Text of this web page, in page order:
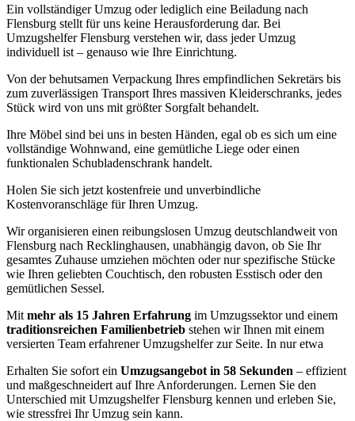
Ein vollständiger Umzug oder lediglich eine Beiladung nach
Flensburg stellt für uns keine Herausforderung dar. Bei
Umzugshelfer Flensburg verstehen wir, dass jeder Umzug
individuell ist – genauso wie Ihre Einrichtung.
Von der behutsamen Verpackung Ihres empfindlichen Sekretärs bis
zum zuverlässigen Transport Ihres massiven Kleiderschranks, jedes
Stück wird von uns mit größter Sorgfalt behandelt.
Ihre Möbel sind bei uns in besten Händen, egal ob es sich um eine
vollständige Wohnwand, eine gemütliche Liege oder einen
funktionalen Schubladenschrank handelt.
Holen Sie sich jetzt kostenfreie und unverbindliche
Kostenvoranschläge für Ihren Umzug.
Wir organisieren einen reibungslosen Umzug deutschlandweit von
Flensburg nach Recklinghausen, unabhängig davon, ob Sie Ihr
gesamtes Zuhause umziehen möchten oder nur spezifische Stücke
wie Ihren geliebten Couchtisch, den robusten Esstisch oder den
gemütlichen Sessel.
Mit mehr als 15 Jahren Erfahrung im Umzugssektor und einem
traditionsreichen Familienbetrieb stehen wir Ihnen mit einem
versierten Team erfahrener Umzugshelfer zur Seite. In nur etwa
Erhalten Sie sofort ein Umzugsangebot in 58 Sekunden – effizient
und maßgeschneidert auf Ihre Anforderungen. Lernen Sie den
Unterschied mit Umzugshelfer Flensburg kennen und erleben Sie,
wie stressfrei Ihr Umzug sein kann.